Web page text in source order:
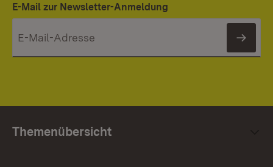
E-Mail zur Newsletter-Anmeldung
Themenübersicht